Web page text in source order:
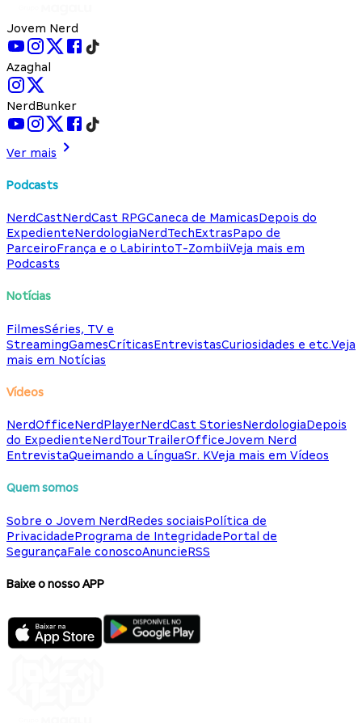
Jovem Nerd
Azaghal
NerdBunker
Ver mais
Podcasts
NerdCastNerdCast RPGCaneca de MamicasDepois do
ExpedienteNerdologiaNerdTechExtrasPapo de
ParceiroFrança e o LabirintoT-ZombiiVeja mais em
Podcasts
Notícias
FilmesSéries, TV e
StreamingGamesCríticasEntrevistasCuriosidades e etc.Veja
mais em Notícias
Vídeos
NerdOfficeNerdPlayerNerdCast StoriesNerdologiaDepois
do ExpedienteNerdTourTrailerOfficeJovem Nerd
EntrevistaQueimando a LínguaSr. KVeja mais em Vídeos
Quem somos
Sobre o Jovem NerdRedes sociaisPolítica de
PrivacidadePrograma de IntegridadePortal de
SegurançaFale conoscoAnuncieRSS
Baixe o nosso APP